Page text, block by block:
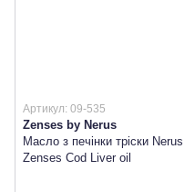
Артикул: 09-535
Zenses by Nerus
Масло з печінки тріски Nerus
Zenses Cod Liver oil